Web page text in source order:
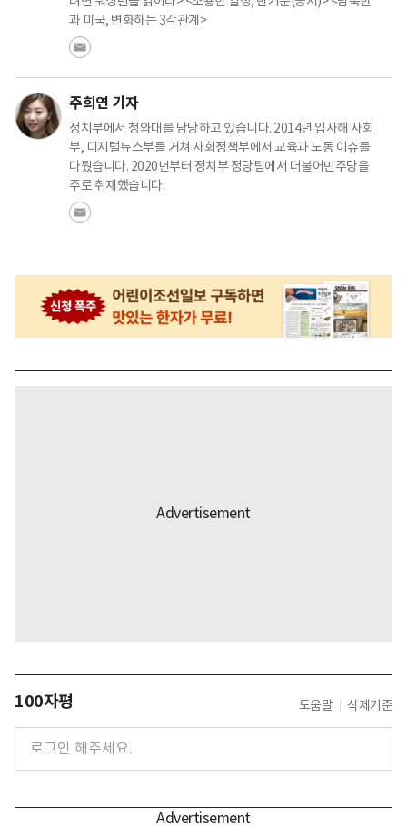
과 미국, 변화하는 3각관계>
주희연 기자
정치부에서 청와대를 담당하고 있습니다. 2014년 입사해 사회
부, 디지털뉴스부를 거쳐 사회정책부에서 교육과 노동 이슈를
다뤘습니다. 2020년부터 정치부 정당팀에서 더불어민주당을
주로 취재했습니다.
100자평 도움말 삭제기준